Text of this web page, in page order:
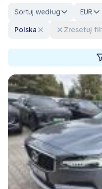
Sortuj według EUR
Polska
Zresetuj